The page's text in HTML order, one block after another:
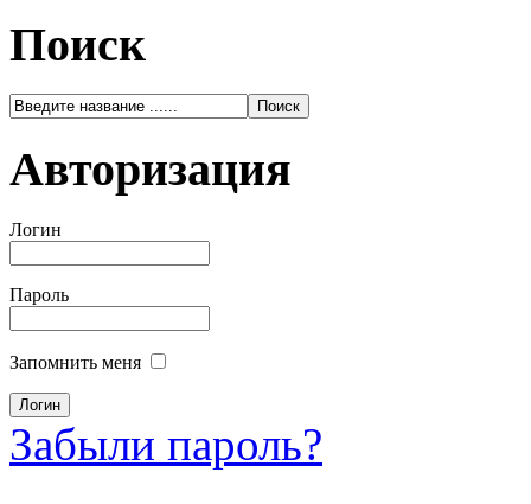
Поиск
Авторизация
Логин
Пароль
Запомнить меня
Забыли пароль?